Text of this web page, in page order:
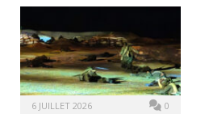
6 JUILLET 2026 0